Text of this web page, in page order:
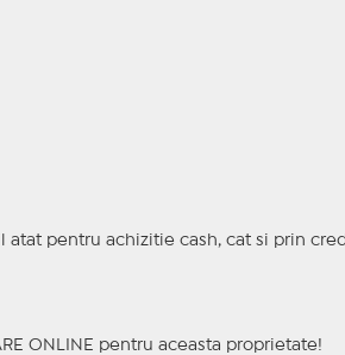
pentru achizitie cash, cat si prin
ONLINE pentru aceasta proprietate!